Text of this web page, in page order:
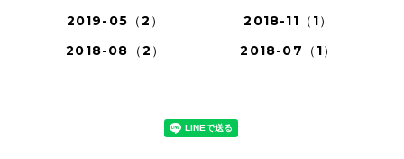
2019-05（2）
2018-11（1）
2018-08（2）
2018-07（1）